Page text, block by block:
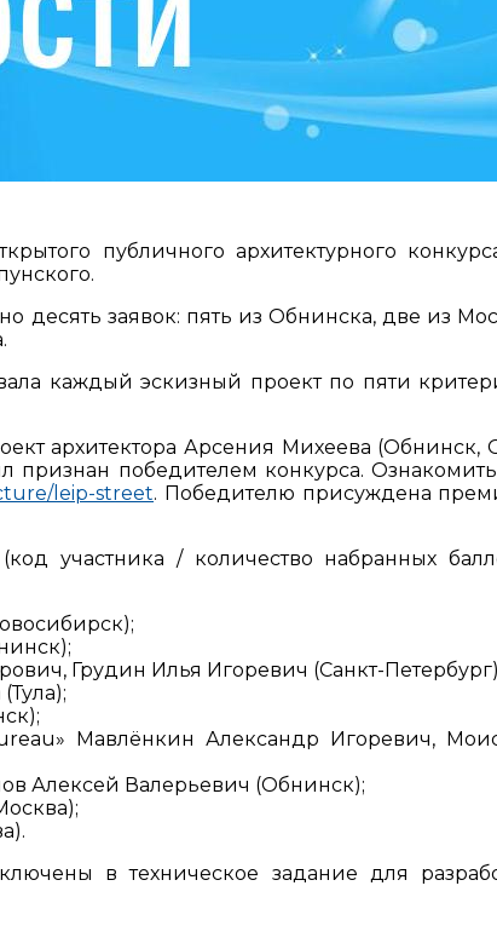
публичного архитектурного
десять заявок: пять из Обнинска, две из
каждый эскизный проект по пяти
архитектора Арсения Михеева
признан победителем конкурса.
leip-street. Победителю присуждена
участника / количество набранных
Грудин Илья Игоревич (Санкт-
Мавлёнкин Александр Игоревич,
Алексей Валерьевич (Обнинск);
в техническое задание для